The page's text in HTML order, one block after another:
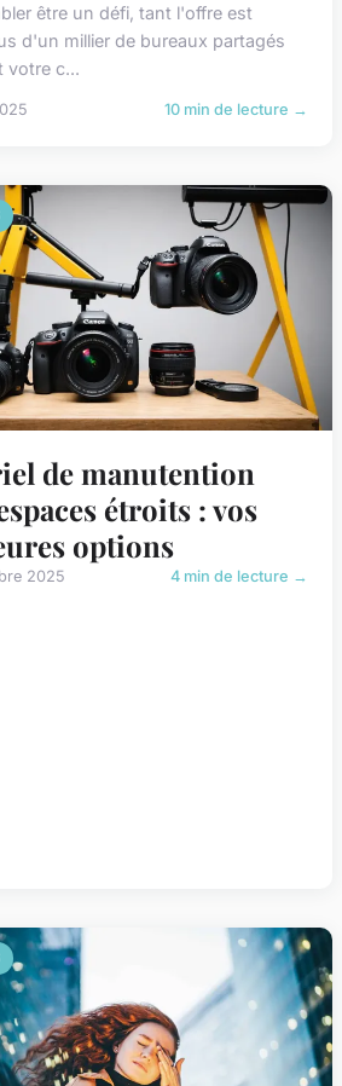
être un défi, tant l'offre est
d'un millier de bureaux partagés
votre c...
10 min de lecture →
de manutention
étroits : vos
options
2025 4 min de lecture →